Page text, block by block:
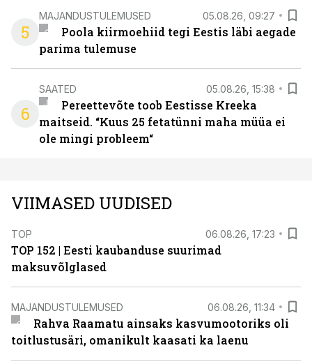
5
MAJANDUSTULEMUSED 05.08.26, 09:27
Poola kiirmoehiid tegi Eestis läbi aegade
parima tulemuse
6
SAATED 05.08.26, 15:38
Pereettevõte toob Eestisse Kreeka
maitseid. “Kuus 25 fetatünni maha müüa ei
ole mingi probleem“
VIIMASED UUDISED
TOP 06.08.26, 17:23
TOP 152 | Eesti kaubanduse suurimad
maksuvõlglased
MAJANDUSTULEMUSED 06.08.26, 11:34
Rahva Raamatu ainsaks kasvumootoriks oli
toitlustusäri, omanikult kaasati ka laenu